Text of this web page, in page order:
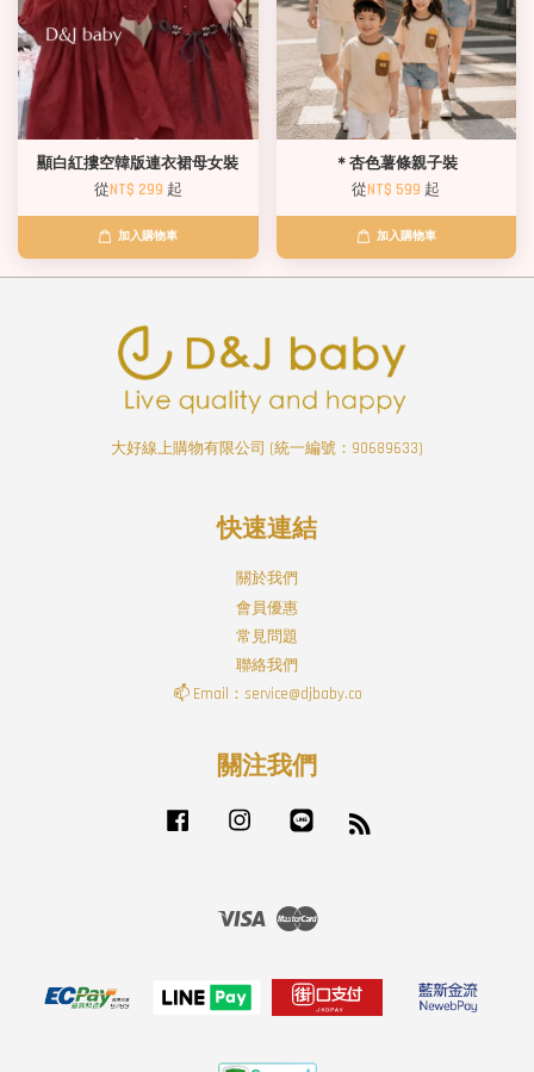
顯白紅摟空韓版連衣裙母女裝
從NT$ 299 起
加入購物車
＊杏色薯條親子裝
從NT$ 599 起
加入購物車
大好線上購物有限公司 (統一編號：90689633)
快速連結
關於我們
會員優惠
常見問題
聯絡我們
📫 Email：service@djbaby.co
關注我們
Facebook Instagram
Visa Master